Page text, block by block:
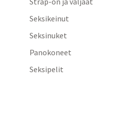
Seksikeinut
Seksinuket
Panokoneet
Seksipelit